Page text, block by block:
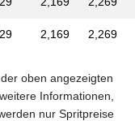
2,169 2,269
oben angezeigten
Informationen,
nur Spritpreise